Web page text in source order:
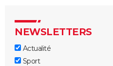
NEWSLETTERS
Actualité
Sport